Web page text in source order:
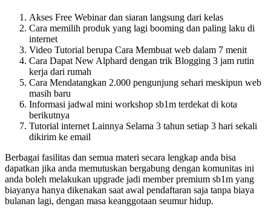
Akses Free Webinar dan siaran langsung dari kelas
Cara memilih produk yang lagi booming dan paling laku di
internet
Video Tutorial berupa Cara Membuat web dalam 7 menit
Cara Dapat New Alphard dengan trik Blogging 3 jam rutin
kerja dari rumah
Cara Mendatangkan 2.000 pengunjung sehari meskipun web
masih baru
Informasi jadwal mini workshop sb1m terdekat di kota
berikutnya
Tutorial internet Lainnya Selama 3 tahun setiap 3 hari sekali
dikirim ke email
Berbagai fasilitas dan semua materi secara lengkap anda bisa
dapatkan jika anda memutuskan bergabung dengan komunitas ini
anda boleh melakukan upgrade jadi member premium sb1m yang
biayanya hanya dikenakan saat awal pendaftaran saja tanpa biaya
bulanan lagi, dengan masa keanggotaan seumur hidup.